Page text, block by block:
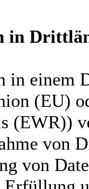
in
in einem
(EU)
(EWR))
von
von